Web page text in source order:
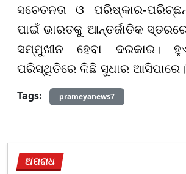
ସଚେତନତା ଓ ପରିଷ୍କାର-
ପାଇଁ ଭାରତକୁ ଆନ୍ତର୍ଜାତିକ
ସମ୍ମୁଖୀନ ହେବା ଦରକାର।
ପରିସ୍ଥିତିରେ କିଛି ସୁଧାର
Tags:
prameyanews7
ଅପରାଧ